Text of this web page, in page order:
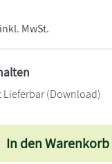
inkl. MwSt.
Lieferbar (Download)
In den Warenkorb